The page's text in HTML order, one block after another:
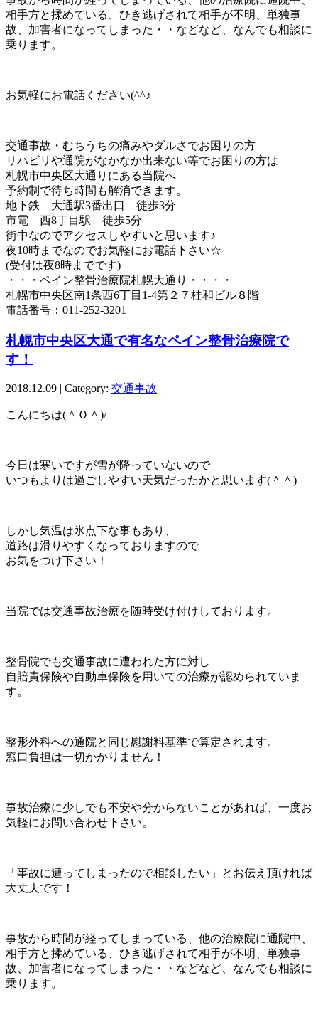
相手方と揉めている、ひき逃げされて相手が不明、単独事
故、加害者になってしまった・・などなど、なんでも相談に
乗ります。
お気軽にお電話ください(^^♪
交通事故・むちうちの痛みやダルさでお困りの方
リハビリや通院がなかなか出来ない等でお困りの方は
札幌市中央区大通りにある当院へ
予約制で待ち時間も解消できます。
地下鉄 大通駅3番出口 徒歩3分
市電 西8丁目駅 徒歩5分
街中なのでアクセスしやすいと思います♪
夜10時までなのでお気軽にお電話下さい☆
(受付は夜8時までです)
・・・ペイン整骨治療院札幌大通り・・・・
札幌市中央区南1条西6丁目1-4第２７桂和ビル８階
電話番号：011-252-3201
札幌市中央区大通で有名なペイン整骨治療院で
す！
2018.12.09 | Category: 交通事故
こんにちは(＾Ｏ＾)/
今日は寒いですが雪が降っていないので
いつもよりは過ごしやすい天気だったかと思います(＾＾)
しかし気温は氷点下な事もあり、
道路は滑りやすくなっておりますので
お気をつけ下さい！
当院では交通事故治療を随時受け付けしております。
整骨院でも交通事故に遭われた方に対し
自賠責保険や自動車保険を用いての治療が認められていま
す。
整形外科への通院と同じ慰謝料基準で算定されます。
窓口負担は一切かかりません！
事故治療に少しでも不安や分からないことがあれば、一度お
気軽にお問い合わせ下さい。
「事故に遭ってしまったので相談したい」とお伝え頂ければ
大丈夫です！
事故から時間が経ってしまっている、他の治療院に通院中、
相手方と揉めている、ひき逃げされて相手が不明、単独事
故、加害者になってしまった・・などなど、なんでも相談に
乗ります。